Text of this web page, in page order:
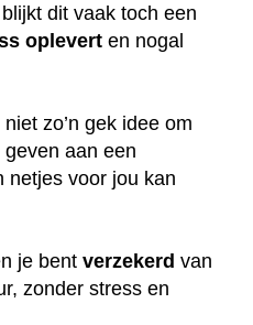
dit vaak toch een
oplevert en nogal
zo’n gek idee om
geven aan een
netjes voor jou kan
je bent verzekerd van
zonder stress en